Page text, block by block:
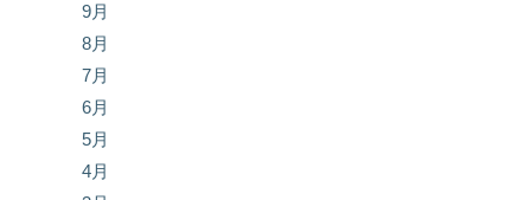
9月
8月
7月
6月
5月
4月